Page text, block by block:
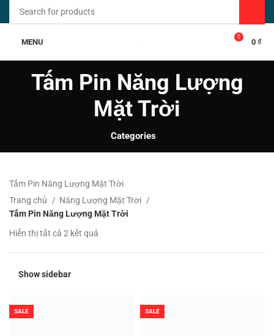
MENU
0
0 ₫
Tấm Pin Năng Lượng
Mặt Trời
Categories
Tấm Pin Năng Lượng Mặt Trời
Trang chủ
Năng Lượng Mặt Trời
Tấm Pin Năng Lượng Mặt Trời
Hiển thị tất cả 2 kết quả
Show sidebar
SALE SALE